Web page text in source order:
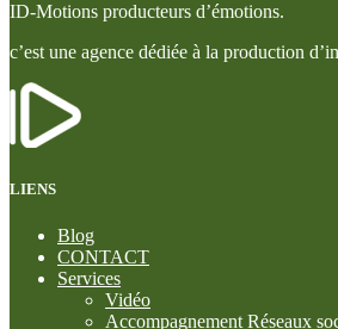
ID-Motions producteurs d’émotions.
c’est une agence dédiée à la production
LIENS
Blog
CONTACT
Services
Vidéo
Accompagnement Réseaux